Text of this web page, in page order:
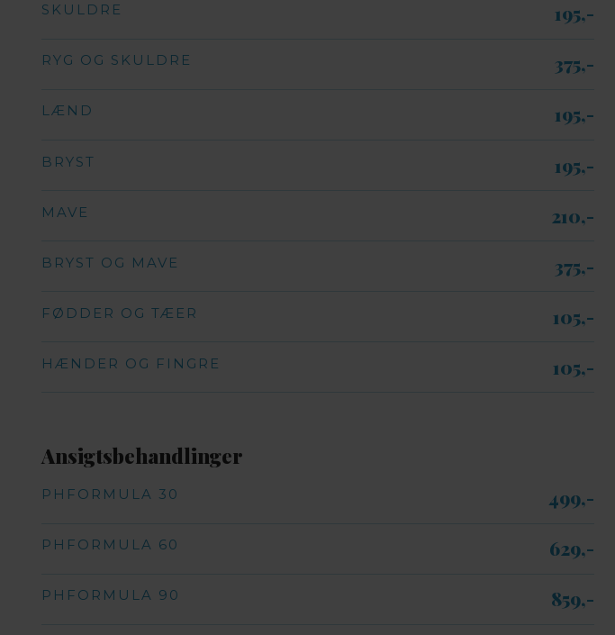
SKULDRE 195,-​
RYG OG SKULDRE 375,-​
LÆND 195,-​
BRYST 195,-​
MAVE 210,-​
BRYST OG MAVE 375,-​
FØDDER OG TÆER 105,-​
HÆNDER OG FINGRE 105,-​
Ansigtsbehandlinger​
PHFORMULA 30 499,-​
PHFORMULA 60 629,-​
PHFORMULA 90 859,-​